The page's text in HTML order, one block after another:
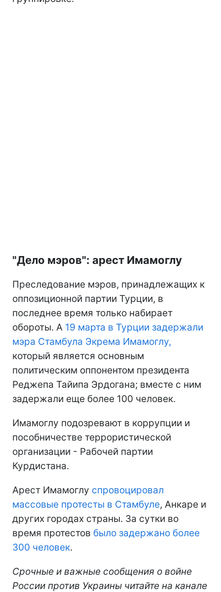
"Дело мэров": арест Имамоглу
Преследование мэров, принадлежащих к
оппозиционной партии Турции, в
последнее время только набирает
обороты. А 19 марта в Турции задержали
мэра Стамбула Экрема Имамоглу,
который является основным
политическим оппонентом президента
Реджепа Тайипа Эрдогана; вместе с ним
задержали еще более 100 человек.
Имамоглу подозревают в коррупции и
пособничестве террористической
организации - Рабочей партии
Курдистана.
Арест Имамоглу спровоцировал
массовые протесты в Стамбуле, Анкаре и
других городах страны. За сутки во
время протестов было задержано более
300 человек.
Срочные и важные сообщения о войне
России против Украины читайте на канале